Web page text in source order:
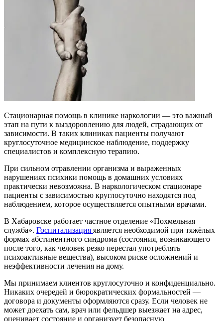
Стационарная помощь в клинике наркологии — это важный
этап на пути к выздоровлению для людей, страдающих от
зависимости. В таких клиниках пациенты получают
круглосуточное медицинское наблюдение, поддержку
специалистов и комплексную терапию.
При сильном отравлении организма и выраженных
нарушениях психики помощь в домашних условиях
практически невозможна. В наркологическом стационаре
пациенты с зависимостью круглосуточно находятся под
наблюдением, которое осуществляется опытными врачами.
В Хабаровске работает частное отделение «Похмельная
служба». Госпитализация является необходимой при тяжёлых
формах абстинентного синдрома (состояния, возникающего
после того, как человек резко перестал употреблять
психоактивные вещества), высоком риске осложнений и
неэффективности лечения на дому.
Мы принимаем клиентов круглосуточно и конфиденциально.
Никаких очередей и бюрократических формальностей —
договора и документы оформляются сразу. Если человек не
может доехать сам, врач или фельдшер выезжает на адрес,
оценивает состояние и организует безопасную